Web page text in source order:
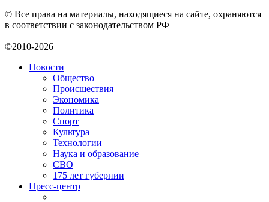
© Все права на материалы, находящиеся на сайте, охраняются
в соответствии с законодательством РФ
©2010-2026
Новости
Общество
Происшествия
Экономика
Политика
Спорт
Культура
Технологии
Наука и образование
СВО
175 лет губернии
Пресс-центр